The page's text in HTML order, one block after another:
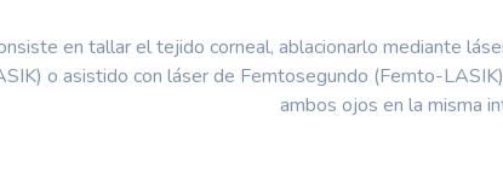
en tallar el tejido corneal, ablacionarlo mediante
o asistido con láser de Femtosegundo (Femto-
ambos ojos en la misma